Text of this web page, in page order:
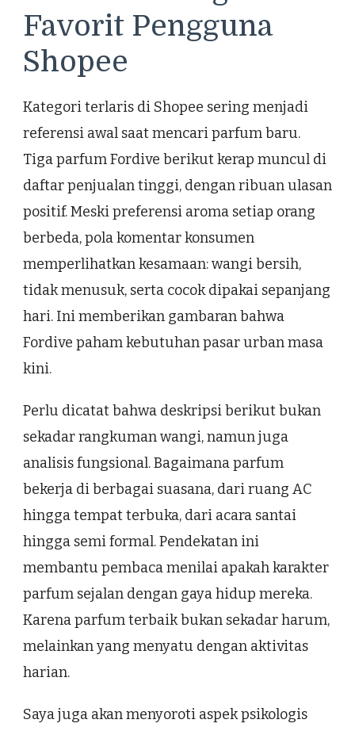
Favorit Pengguna
Shopee
Kategori terlaris di Shopee sering menjadi
referensi awal saat mencari parfum baru.
Tiga parfum Fordive berikut kerap muncul di
daftar penjualan tinggi, dengan ribuan ulasan
positif. Meski preferensi aroma setiap orang
berbeda, pola komentar konsumen
memperlihatkan kesamaan: wangi bersih,
tidak menusuk, serta cocok dipakai sepanjang
hari. Ini memberikan gambaran bahwa
Fordive paham kebutuhan pasar urban masa
kini.
Perlu dicatat bahwa deskripsi berikut bukan
sekadar rangkuman wangi, namun juga
analisis fungsional. Bagaimana parfum
bekerja di berbagai suasana, dari ruang AC
hingga tempat terbuka, dari acara santai
hingga semi formal. Pendekatan ini
membantu pembaca menilai apakah karakter
parfum sejalan dengan gaya hidup mereka.
Karena parfum terbaik bukan sekadar harum,
melainkan yang menyatu dengan aktivitas
harian.
Saya juga akan menyoroti aspek psikologis